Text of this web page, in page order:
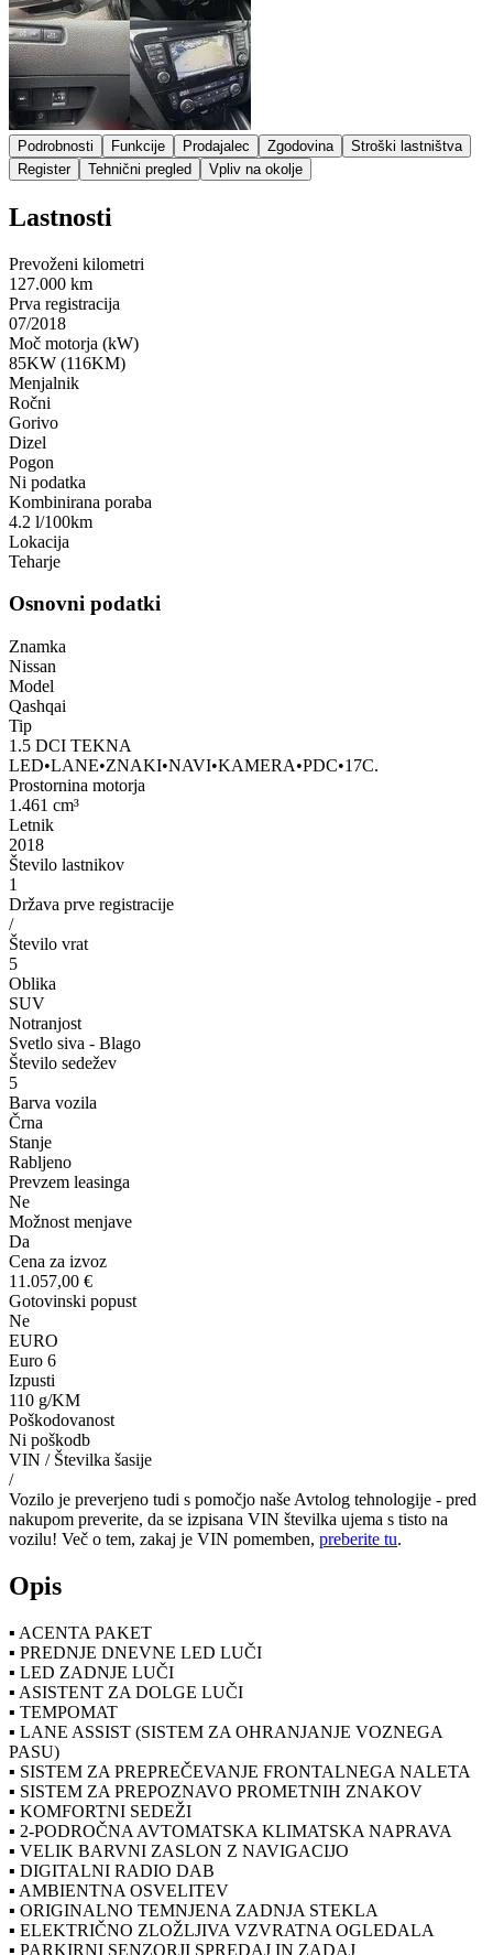
Podrobnosti Funkcije Prodajalec Zgodovina
Stroški lastništva
Register
Tehnični pregled Vpliv na okolje
Lastnosti
Prevoženi kilometri
127.000 km
Prva registracija
07/2018
Moč motorja (kW)
85KW (116KM)
Menjalnik
Ročni
Gorivo
Dizel
Pogon
Ni podatka
Kombinirana poraba
4.2 l/100km
Lokacija
Teharje
Osnovni podatki
Znamka
Nissan
Model
Qashqai
Tip
1.5 DCI TEKNA
LED•LANE•ZNAKI•NAVI•KAMERA•PDC•17C.
Prostornina motorja
1.461 cm³
Letnik
2018
Število lastnikov
1
Država prve registracije
/
Število vrat
5
Oblika
SUV
Notranjost
Svetlo siva - Blago
Število sedežev
5
Barva vozila
Črna
Stanje
Rabljeno
Prevzem leasinga
Ne
Možnost menjave
Da
Cena za izvoz
11.057,00 €
Gotovinski popust
Ne
EURO
Euro 6
Izpusti
110 g/KM
Poškodovanost
Ni poškodb
VIN / Številka šasije
/
Vozilo je preverjeno tudi s pomočjo naše Avtolog tehnologije - pred
nakupom preverite, da se izpisana VIN številka ujema s tisto na
vozilu! Več o tem, zakaj je VIN pomemben, preberite tu.
Opis
▪️ ACENTA PAKET
▪️ PREDNJE DNEVNE LED LUČI
▪️ LED ZADNJE LUČI
▪️ ASISTENT ZA DOLGE LUČI
▪️ TEMPOMAT
▪️ LANE ASSIST (SISTEM ZA OHRANJANJE VOZNEGA
PASU)
▪️ SISTEM ZA PREPREČEVANJE FRONTALNEGA NALETA
▪️ SISTEM ZA PREPOZNAVO PROMETNIH ZNAKOV
▪️ KOMFORTNI SEDEŽI
▪️ 2-PODROČNA AVTOMATSKA KLIMATSKA NAPRAVA
▪️ VELIK BARVNI ZASLON Z NAVIGACIJO
▪️ DIGITALNI RADIO DAB
▪️ AMBIENTNA OSVELITEV
▪️ ORIGINALNO TEMNJENA ZADNJA STEKLA
▪️ ELEKTRIČNO ZLOŽLJIVA VZVRATNA OGLEDALA
▪️ PARKIRNI SENZORJI SPREDAJ IN ZADAJ